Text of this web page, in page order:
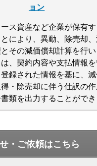
ョン
ス資産など企業が保有
により、異動、除売却
その減価償却計算を行
、契約内容や支払情報
録された情報を基に、
・除売却に伴う仕訳の
類を出力することができ
・ご依頼はこちら